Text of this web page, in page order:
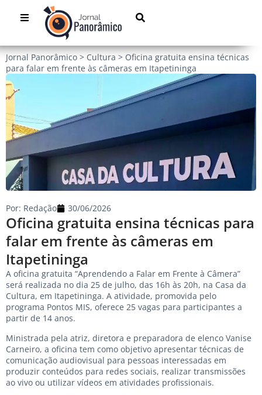
Jornal Panorâmico > Cultura > Oficina gratuita ensina técnicas
para falar em frente às câmeras em Itapetininga
Oficina gratuita ensina técnicas para
falar em frente às câmeras em
Itapetininga
Por: Redação 30/06/2026
A oficina gratuita “Aprendendo a Falar em Frente à Câmera”
será realizada no dia 25 de julho, das 16h às 20h, na Casa da
Cultura, em Itapetininga. A atividade, promovida pelo
programa Pontos MIS, oferece 25 vagas para participantes a
partir de 14 anos.
Ministrada pela atriz, diretora e preparadora de elenco Vanise
Carneiro, a oficina tem como objetivo apresentar técnicas de
comunicação audiovisual para pessoas interessadas em
produzir conteúdos para redes sociais, realizar transmissões
ao vivo ou utilizar vídeos em atividades profissionais.